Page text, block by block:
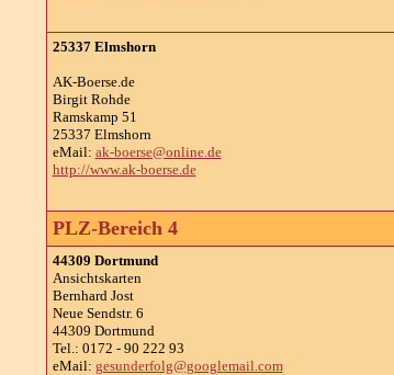
25337 Elmshorn
AK-Boerse.de
Birgit Rohde
Ramskamp 51
25337 Elmshorn
eMail: ak-boerse@online.de
http://www.ak-boerse.de
PLZ-Bereich 4
44309 Dortmund
Ansichtskarten
Bernhard Jost
Neue Sendstr. 6
44309 Dortmund
Tel.: 0172 - 90 222 93
eMail: gesunderfolg@googlemail.com